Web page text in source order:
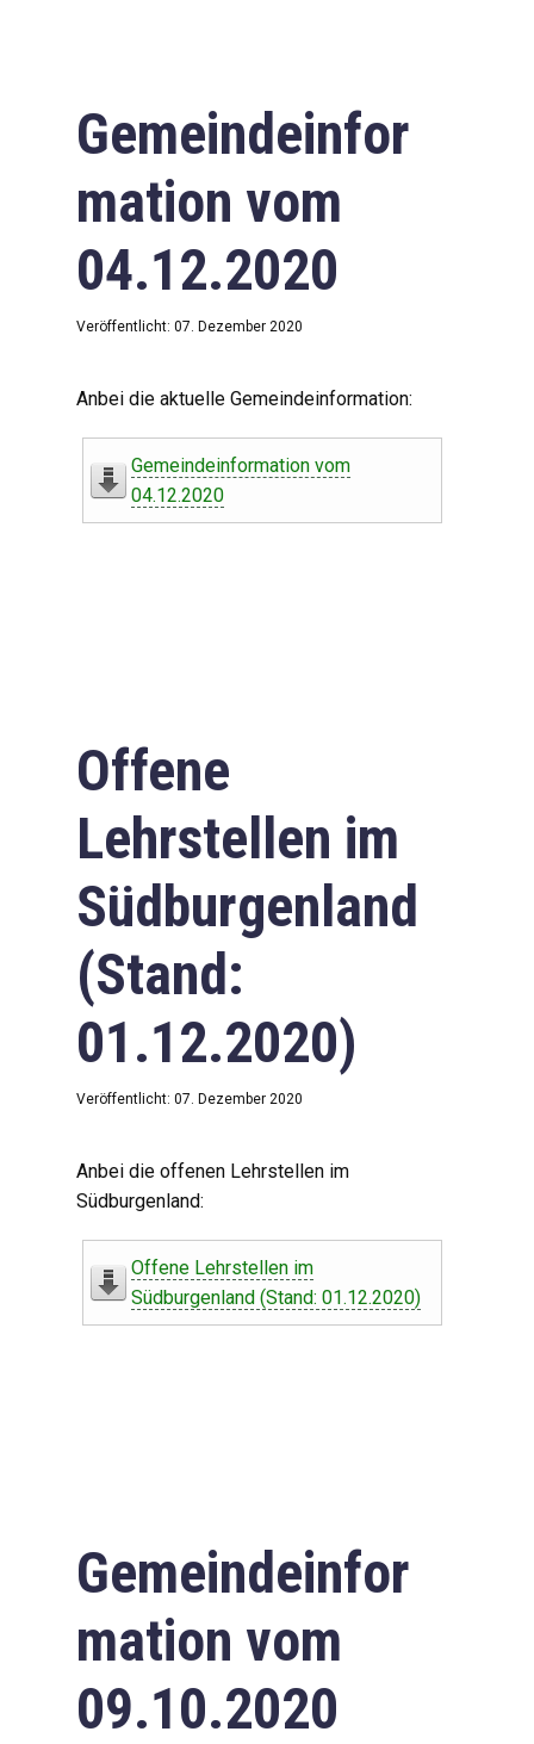
Gemeindeinfor
mation vom
04.12.2020
Veröffentlicht: 07. Dezember 2020
Anbei die aktuelle Gemeindeinformation:
Gemeindeinformation vom
04.12.2020
Offene
Lehrstellen im
Südburgenland
(Stand:
01.12.2020)
Veröffentlicht: 07. Dezember 2020
Anbei die offenen Lehrstellen im
Südburgenland:
Offene Lehrstellen im
Südburgenland (Stand: 01.12.2020)
Gemeindeinfor
mation vom
09.10.2020